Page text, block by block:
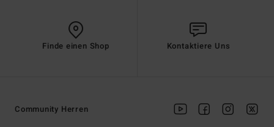
Finde einen Shop Kontaktiere Uns
Community Herren